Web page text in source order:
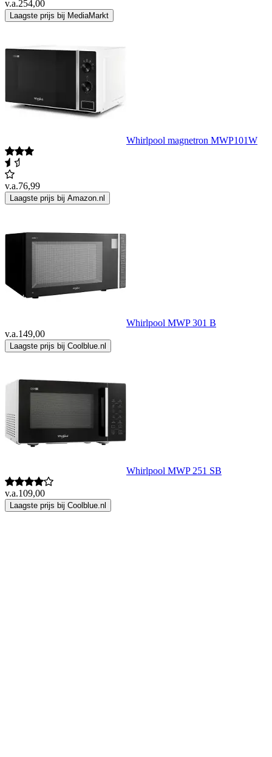
v.a.254,00
Laagste prijs bij MediaMarkt
Whirlpool magnetron MWP101W
v.a.76,99
Laagste prijs bij Amazon.nl
Whirlpool MWP 301 B
v.a.149,00
Laagste prijs bij Coolblue.nl
Whirlpool MWP 251 SB
v.a.109,00
Laagste prijs bij Coolblue.nl